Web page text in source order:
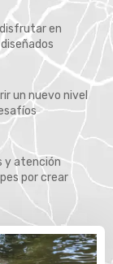
en
un nuevo nivel
y atención
por crear